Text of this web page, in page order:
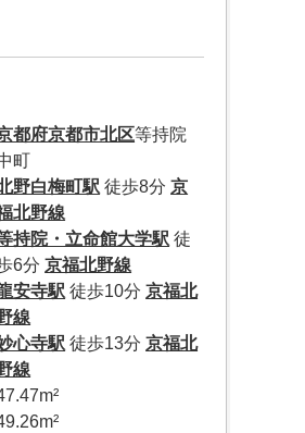
都府京都市北区等持院
町
野白梅町駅 徒歩8分京
北野線
持院・立命館大学駅 徒
6分京福北野線
安寺駅 徒歩10分京福北
線
心寺駅 徒歩13分京福北
線